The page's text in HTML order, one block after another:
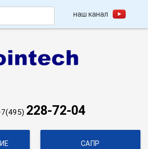
наш канал
228-72-04
САПР